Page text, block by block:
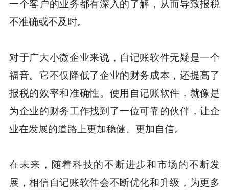
一个客户的业务都有深入的了解，从而导致报税
不准确或不及时。
对于广大小微企业来说，自记账软件无疑是一个
福音。它不仅降低了企业的财务成本，还提高了
报税的效率和准确性。使用自记账软件，就像是
为企业的财务工作找到了一位可靠的伙伴，让企
业在发展的道路上更加稳健、更加自信。
在未来，随着科技的不断进步和市场的不断发
展，相信自记账软件会不断优化和升级，为更多